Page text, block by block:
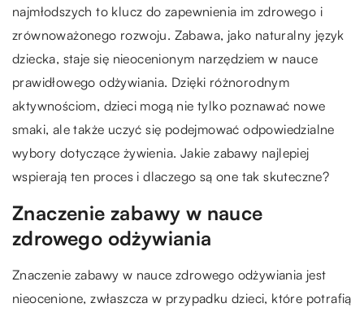
najmłodszych to klucz do zapewnienia im zdrowego i
zrównoważonego rozwoju. Zabawa, jako naturalny język
dziecka, staje się nieocenionym narzędziem w nauce
prawidłowego odżywiania. Dzięki różnorodnym
aktywnościom, dzieci mogą nie tylko poznawać nowe
smaki, ale także uczyć się podejmować odpowiedzialne
wybory dotyczące żywienia. Jakie zabawy najlepiej
wspierają ten proces i dlaczego są one tak skuteczne?
Znaczenie zabawy w nauce
zdrowego odżywiania
Znaczenie zabawy w nauce zdrowego odżywiania jest
nieocenione, zwłaszcza w przypadku dzieci, które potrafią